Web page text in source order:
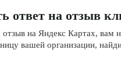
ответ на отзыв
на Яндекс Картах, вам
вашей организации,